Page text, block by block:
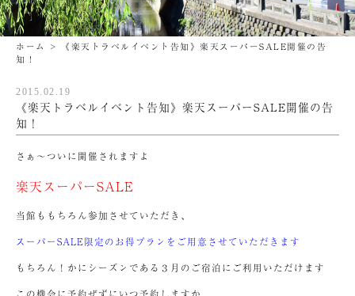
ホーム >
《楽天トラベルイベント告知》楽天スーパーSALE開催の告
知！
2015.02.19
《楽天トラベルイベント告知》楽天スーパーSALE開催の告
知！
さぁ～ついに開催されますよ
楽天スーパーSALE
当館ももちろん参加させていただき、
スーパーSALE限定のお得プランをご用意させていただきます
もちろん！かにシーズンである３月のご宿泊にご利用いただけます